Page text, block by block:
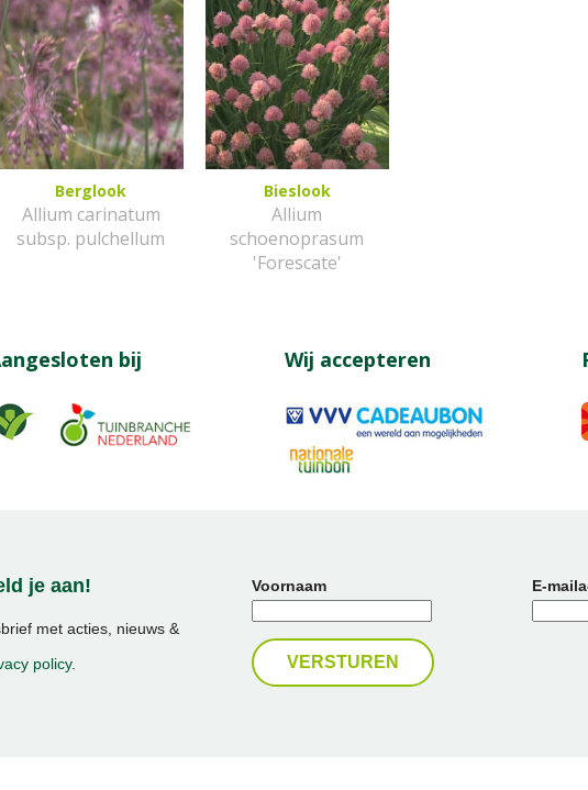
Berglook
Allium carinatum
subsp. pulchellum
Bieslook
Allium
schoenoprasum
'Forescate'
bij Wij accepteren
je aan!
met acties, nieuws &
policy.
Voornaam E-